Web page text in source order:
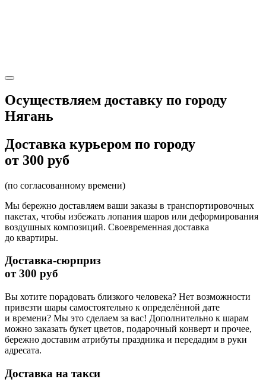
Осуществляем доставку по городу
Нягань
Доставка курьером по городу
от 300 руб
(по согласованному времени)
Мы бережно доставляем ваши заказы в транспортировочных
пакетах, чтобы избежать лопания шаров или деформирования
воздушных композиций. Своевременная доставка
до квартиры.
Доставка-сюрприз
от 300 руб
Вы хотите порадовать близкого человека? Нет возможности
привезти шары самостоятельно к определённой дате
и времени? Мы это сделаем за вас! Дополнительно к шарам
можно заказать букет цветов, подарочный конверт и прочее,
бережно доставим атрибуты праздника и передадим в руки
адресата.
Доставка на такси